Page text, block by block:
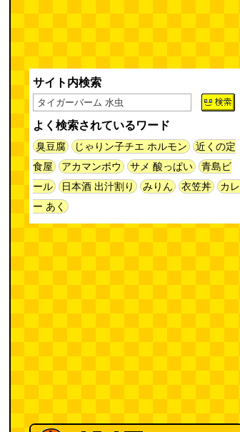
サイト内検索
よく検索されているワード
臭豆腐 じゃりン子チエ ホルモン
近くの定
食屋
アカマンボウ サメ 酸っぱい
青島ビ
ール
日本酒 出汁割り みりん 衣笠丼
カレ
ー あく